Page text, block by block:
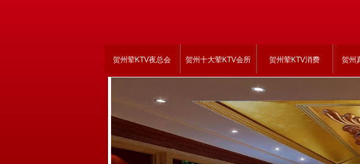
贺州荤KTV夜总会 贺州十大荤KTV会所 贺州荤KTV消费 贺州